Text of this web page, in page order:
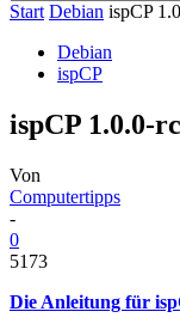
Start Debian ispCP
Debian
ispCP
ispCP 1.0.0-
Von
Computertipps
-
0
5173
Die Anleitung für